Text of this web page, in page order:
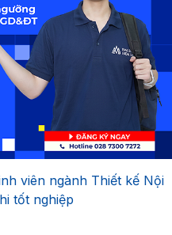
viên ngành Thiết kế Nội
tốt nghiệp